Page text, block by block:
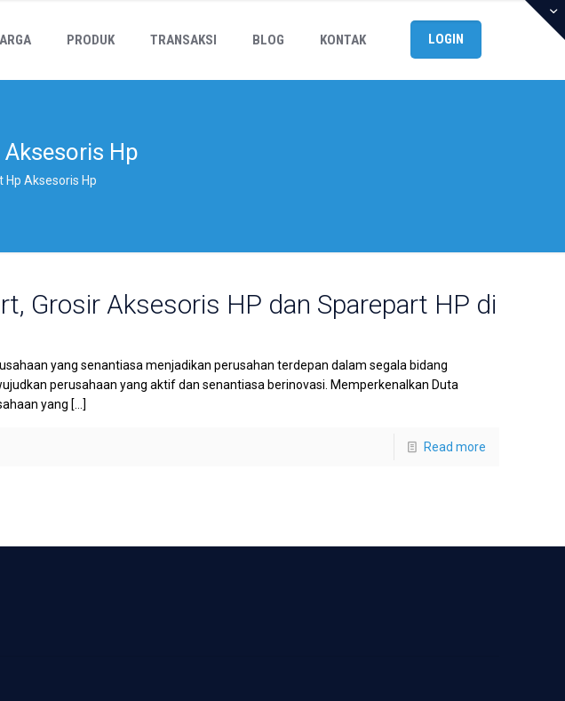
PRODUK TRANSAKSI BLOG KONTAK LOGIN
Hp
Hp Aksesoris Hp
Grosir Aksesoris HP dan Sparepart HP di
yang senantiasa menjadikan perusahan terdepan dalam segala bidang
perusahaan yang aktif dan senantiasa berinovasi. Memperkenalkan Duta
yang […]
Read more